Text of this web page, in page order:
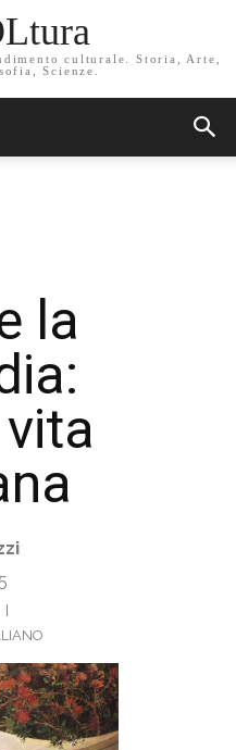
culturale. Storia, Arte,
Scienze.
la